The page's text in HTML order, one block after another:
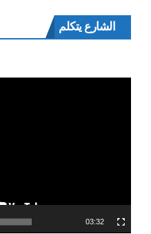
الشارع يتكلممشغل
03:32